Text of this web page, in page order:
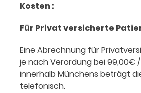
Kosten :
Für Privat versicherte
Eine Abrechnung für
je nach Verordung bei 99,00€ /
innerhalb Münchens beträgt
telefonisch.